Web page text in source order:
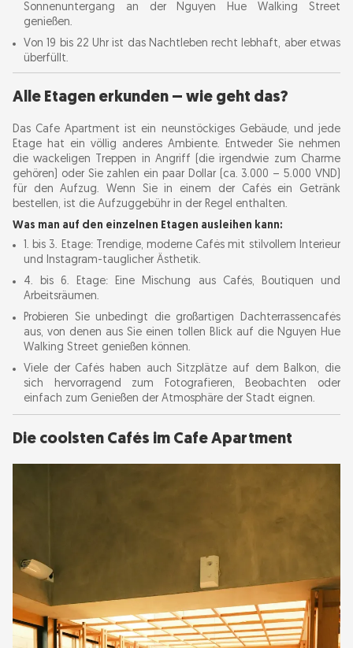
Sonnenuntergang an der Nguyen Hue Walking Street
genießen.
Von 19 bis 22 Uhr ist das Nachtleben recht lebhaft, aber etwas
überfüllt.
Alle Etagen erkunden – wie geht das?
Das Cafe Apartment ist ein neunstöckiges Gebäude, und jede
Etage hat ein völlig anderes Ambiente. Entweder Sie nehmen
die wackeligen Treppen in Angriff (die irgendwie zum Charme
gehören) oder Sie zahlen ein paar Dollar (ca. 3.000 – 5.000 VND)
für den Aufzug. Wenn Sie in einem der Cafés ein Getränk
bestellen, ist die Aufzuggebühr in der Regel enthalten.
Was man auf den einzelnen Etagen ausleihen kann:
1. bis 3. Etage: Trendige, moderne Cafés mit stilvollem Interieur
und Instagram-tauglicher Ästhetik.
4. bis 6. Etage: Eine Mischung aus Cafés, Boutiquen und
Arbeitsräumen.
Probieren Sie unbedingt die großartigen Dachterrassencafés
aus, von denen aus Sie einen tollen Blick auf die Nguyen Hue
Walking Street genießen können.
Viele der Cafés haben auch Sitzplätze auf dem Balkon, die
sich hervorragend zum Fotografieren, Beobachten oder
einfach zum Genießen der Atmosphäre der Stadt eignen.
Die coolsten Cafés im Cafe Apartment